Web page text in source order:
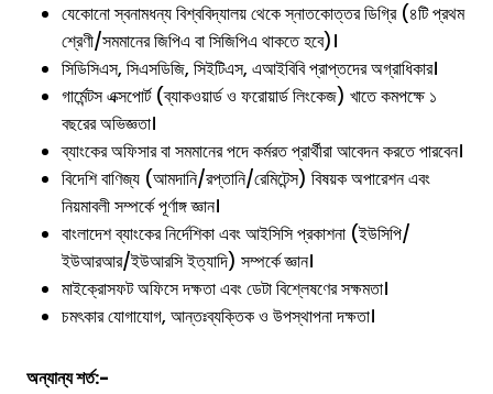
যেকোনো স্বনামধন্য বিশ্ববিদ্যালয় থেকে স্নাতকোত্তর ডিগ্রি (৪টি প্রথম
শ্রেণী/সমমানের জিপিএ বা সিজিপিএ থাকতে হবে)।
সিডিসিএস, সিএসডিজি, সিইটিএস, এআইবিবি প্রাপ্তদের অগ্রাধিকার।
গার্মেন্টস এক্সপোর্ট (ব্যাকওয়ার্ড ও ফরোয়ার্ড লিংকেজ) খাতে কমপক্ষে ১
বছরের অভিজ্ঞতা।
ব্যাংকের অফিসার বা সমমানের পদে কর্মরত প্রার্থীরা আবেদন করতে পারবেন।
বিদেশি বাণিজ্য (আমদানি/রপ্তানি/রেমিটেন্স) বিষয়ক অপারেশন এবং
নিয়মাবলী সম্পর্কে পূর্ণাঙ্গ জ্ঞান।
বাংলাদেশ ব্যাংকের নির্দেশিকা এবং আইসিসি প্রকাশনা (ইউসিপি/
ইউআরআর/ইউআরসি ইত্যাদি) সম্পর্কে জ্ঞান।
মাইক্রোসফট অফিসে দক্ষতা এবং ডেটা বিশ্লেষণের সক্ষমতা।
চমৎকার যোগাযোগ, আন্তঃব্যক্তিক ও উপস্থাপনা দক্ষতা।
অন্যান্য শর্ত:-